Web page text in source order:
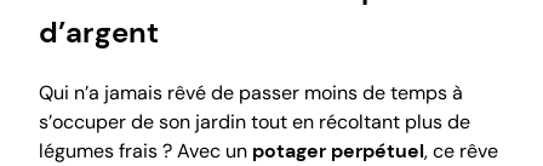
d’argent
Qui n’a jamais rêvé de passer moins de temps à
s’occuper de son jardin tout en récoltant plus de
légumes frais ? Avec un potager perpétuel, ce rêve